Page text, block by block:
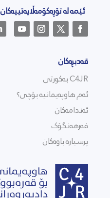
ئێمە لە تۆڕەکۆمەڵایەتییەکان
قەدبڕەکان
C4JR بەکورتی
ئەم هاوپەیمانیە بۆچی؟
ئەندامەکان
فەرهەنگۆک
پرسیارە باوەکان